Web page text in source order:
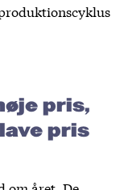
pris,
pris